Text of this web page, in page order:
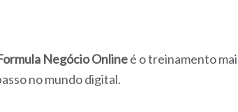
Negócio Onlineé o treinamento
no mundo digital.